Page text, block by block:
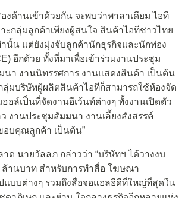
องด้านเข้าด้วยกัน จะพบว่าพาลาเดียม ไอที
ะกลุ่มลูกค้าเพียงผู้สนใจ สินค้าไอทีชาวไทย
นั้น แต่ยังมุ่งจับลูกค้านักธุรกิจและนักท่อง
อีกด้วย ทั้งที่มาเพื่อเข้าร่วมงานประชุม
นา งานนิทรรศการ งานแสดงสินค้า เป็นต้น
ลุ่มบริษัทผู้ผลิตสินค้าไอทีก็สามารถใช้ห้องจัด
ฮอล์เป็นที่จัดงานอีเว้นท์ต่างๆ ทั้งงานเปิดตัว
งานประชุมสัมมนา งานเลี้ยงสังสรรค์
อบคุณลูกค้า เป็นต้น”
ด นายวัลลภ กล่าวว่า “บริษัทฯ ได้วางงบ
านบาท สำหรับการทำสื่อ โฆษณา
แบบต่างๆ รวมถึงสื่อจอแอลอีดีที่ใหญ่ที่สุดใน